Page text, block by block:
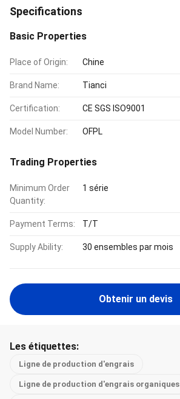
Specifications
Basic Properties
Place of Origin: Chine
Brand Name: Tianci
Certification: CE SGS ISO9001
Model Number: OFPL
Trading Properties
Minimum Order
Quantity:
1 série
Payment Terms: T/T
Supply Ability: 30 ensembles par mois
Obtenir un devis
Les étiquettes:
Ligne de production d'engrais
Ligne de production d'engrais organiques